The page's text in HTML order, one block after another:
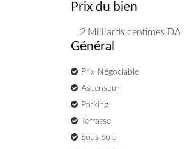
Prix du bien
2 Milliards centimes DA
Général
Prix Négociable
Ascenseur
Parking
Terrasse
Sous Sole